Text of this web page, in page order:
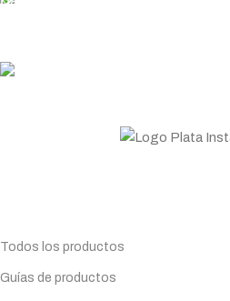
Todos los productos
Guías de productos